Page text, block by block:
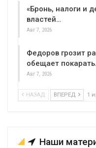
«Бронь, налоги и
властей…
Авг 7, 2026
Федоров грозит
обещает
Авг 7, 2026
НАЗАД ВПЕРЕД 1
Наши